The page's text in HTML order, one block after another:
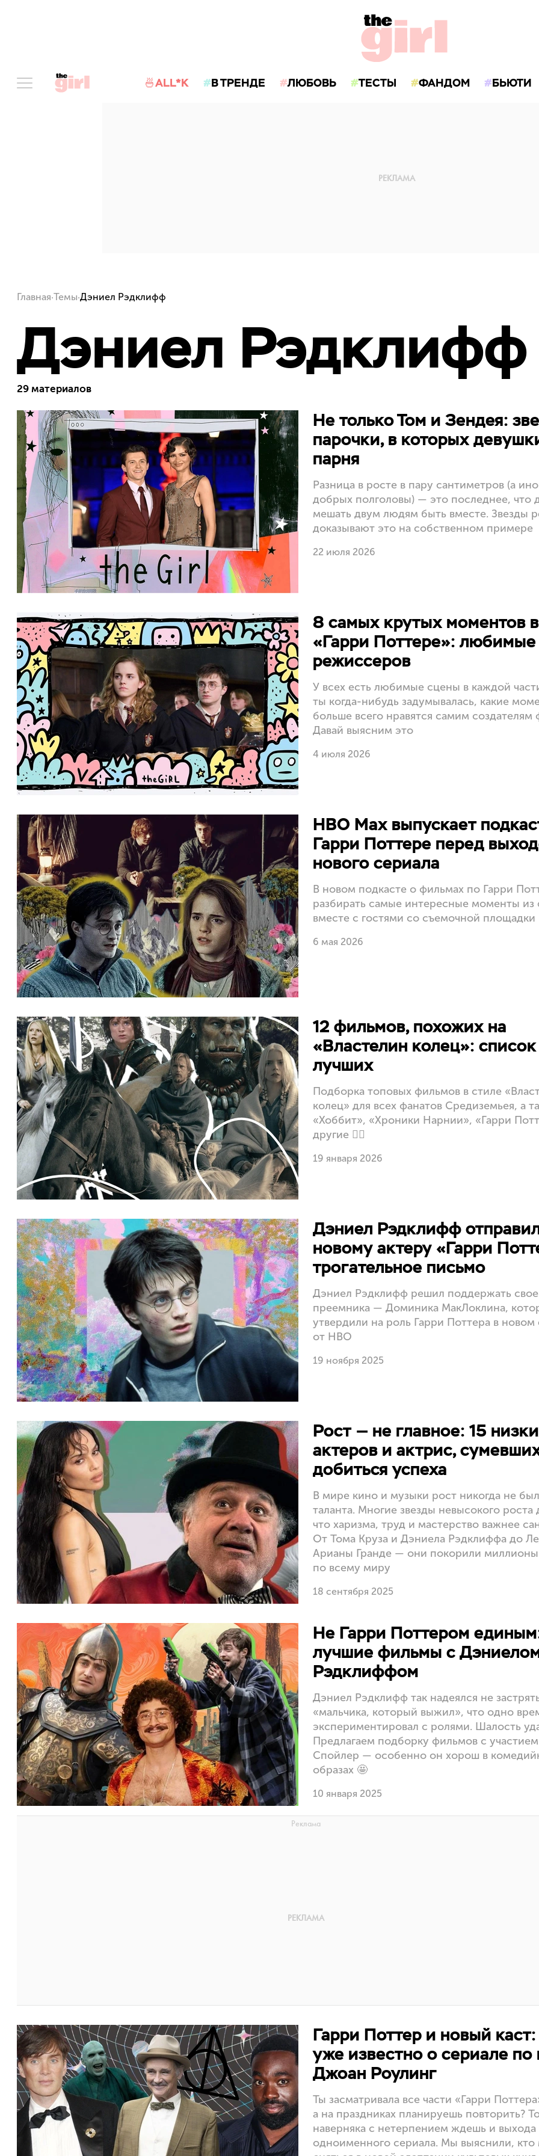
🍜ALL*K В ТРЕНДЕ ЛЮБОВЬ ТЕСТЫ ФАНДОМ БЬЮТИ
Главная·Темы·Дэниел Рэдклифф
Дэниел Рэдклифф
29 материалов
Не только Том и Зендея:
парочки, в которых
парня
Разница в росте в пару сантиметров (а
добрых полголовы) — это последнее, что
мешать двум людям быть вместе. Звезды
доказывают это на собственном примере
22 июля 2026
8 самых крутых моментов в
«Гарри Поттере»:
режиссеров
У всех есть любимые сцены в каждой
ты когда-нибудь задумывалась, какие
больше всего нравятся самим создателям
Давай выясним это
4 июля 2026
HBO Max выпускает
Гарри Поттере перед
нового сериала
В новом подкасте о фильмах по Гарри
разбирать самые интересные моменты из
вместе с гостями со съемочной площадки
6 мая 2026
12 фильмов, похожих на
«Властелин колец»: список
лучших
Подборка топовых фильмов в стиле
колец» для всех фанатов Средиземьея, а
«Хоббит», «Хроники Нарнии», «Гарри
другие ✊🏻
19 января 2026
Дэниел Рэдклифф
новому актеру «Гарри
трогательное письмо
Дэниел Рэдклифф решил поддержать
преемника — Доминика МакЛоклина,
утвердили на роль Гарри Поттера в новом
от HBO
19 ноября 2025
Рост — не главное: 15
актеров и актрис,
добиться успеха
В мире кино и музыки рост никогда не
таланта. Многие звезды невысокого роста
что харизма, труд и мастерство важнее
От Тома Круза и Дэниела Рэдклиффа до
Арианы Гранде — они покорили миллионы
по всему миру
18 сентября 2025
Не Гарри Поттером
лучшие фильмы с
Рэдклиффом
Дэниел Рэдклифф так надеялся не
«мальчика, который выжил», что одно
экспериментировал с ролями. Шалость
Предлагаем подборку фильмов с участием
Спойлер — особенно он хорош в
образах 🤩
10 января 2025
Гарри Поттер и новый каст:
уже известно о сериале по
Джоан Роулинг
Ты засматривала все части «Гарри
а на праздниках планируешь повторить?
наверняка с нетерпением ждешь и выхода
одноименного сериала. Мы выяснили,